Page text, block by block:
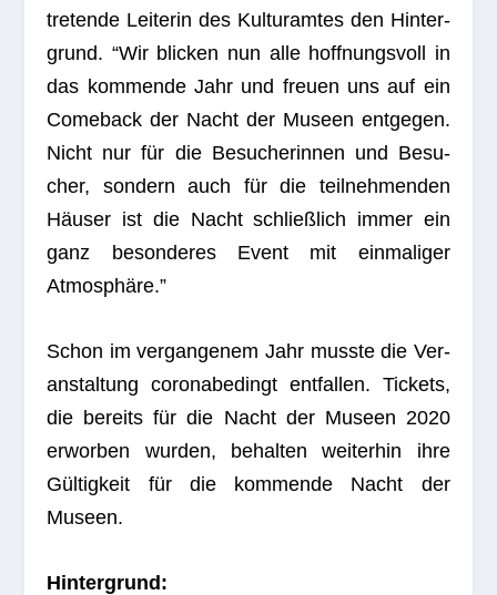
tre­tende Lei­te­rin des Kul­tur­am­tes den Hin­ter­
grund. “Wir bli­cken nun alle hoff­nungs­voll in
das kom­mende Jahr und freuen uns auf ein
Come­back der Nacht der Museen ent­ge­gen.
Nicht nur für die Besu­che­rin­nen und Besu­
cher, son­dern auch für die teil­neh­men­den
Häu­ser ist die Nacht schließ­lich immer ein
ganz beson­de­res Event mit ein­ma­li­ger
Atmosphäre.”
Schon im ver­gan­ge­nem Jahr musste die Ver­
an­stal­tung coro­nabe­dingt ent­fal­len. Tickets,
die bereits für die Nacht der Museen 2020
erwor­ben wur­den, behal­ten wei­ter­hin ihre
Gül­tig­keit für die kom­mende Nacht der
Museen.
Hin­ter­grund: